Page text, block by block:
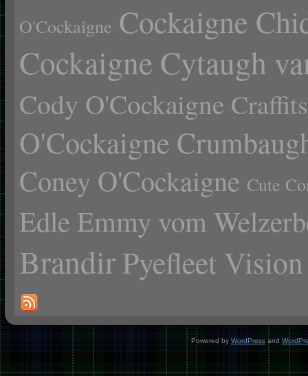
O'Cockaigne Cockaigne
Cockaigne Cytaugh
Cody O'Cockaigne
O'Cockaigne
Coney O'Cockaigne Cute
Edle Emmy vom
BrandirPyefleet Vision
Powered by WordPressand